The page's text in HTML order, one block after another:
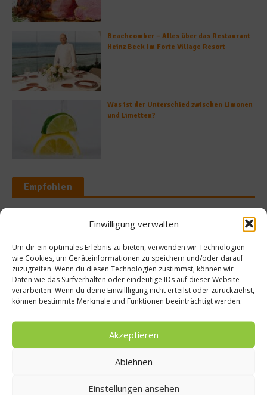
Einwilligung verwalten
Um dir ein optimales Erlebnis zu bieten, verwenden wir Technologien
wie Cookies, um Geräteinformationen zu speichern und/oder darauf
zuzugreifen. Wenn du diesen Technologien zustimmst, können wir
Daten wie das Surfverhalten oder eindeutige IDs auf dieser Website
verarbeiten. Wenn du deine Einwillligung nicht erteilst oder zurückziehst,
können bestimmte Merkmale und Funktionen beeinträchtigt werden.
Akzeptieren
Ablehnen
Einstellungen ansehen
Beachcomber – Alles über das Restaurant
Heinz Beck im Forte Village Resort
Was ist der Unterschied zwischen Limonen
und Limetten?
Empfohlen
ohne
5
2015
News
Das Eataly in
die Großparty